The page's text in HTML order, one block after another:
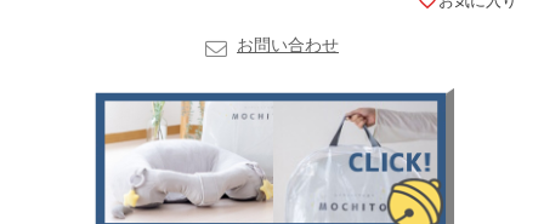
お問い合わせ